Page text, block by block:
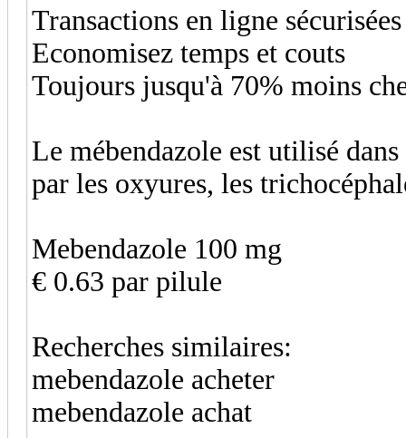
Transactions en ligne sécurisées
Economisez temps et couts
Toujours jusqu'à 70% moins
Le mébendazole est utilisé
par les oxyures, les
Mebendazole 100 mg
€ 0.63 par pilule
Recherches similaires:
mebendazole acheter
mebendazole achat